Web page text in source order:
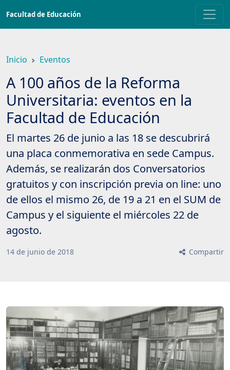
contenido
Facultad de Educación
Inicio Eventos
A 100 años de la Reforma
Universitaria: eventos en la
Facultad de Educación
El martes 26 de junio a las 18 se descubrirá
una placa conmemorativa en sede Campus.
Además, se realizarán dos Conversatorios
gratuitos y con inscripción previa on line: uno
de ellos el mismo 26, de 19 a 21 en el SUM de
Campus y el siguiente el miércoles 22 de
agosto.
14 de junio de 2018 Compartir